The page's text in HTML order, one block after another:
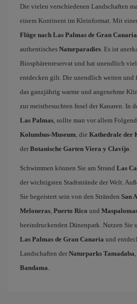
Die vielen verschiedenen Landschaften
einem Kontinent im Kleinformat. Mit
Flüge nach Las Palmas de Gran Canaria
authentisches Naturparadies . Es ist
Biosphärenreservat und hat unendlich
entdecken gilt. Die unendlich weiten und
das ganzjährig warme und angenehme
zur meistbesuchten Insel der Kanaren. In
Las Palmas , sollte man vor allem
Kolumbus-Museum , die Kathedrale der
der Botanische Garten Viera y Clavijo
Schwimmen können Sie am Strand Las
der wichtigsten Stadtstrände der Welt.
Sie begeistert sein von den Stränden San
Meloneras Puerto Rico und
beeindruckenden Dünenpark. Nutzen Sie
Las Palmas de Gran Canaria und
Landschaften der Naturparks Tamadaba
Bandama